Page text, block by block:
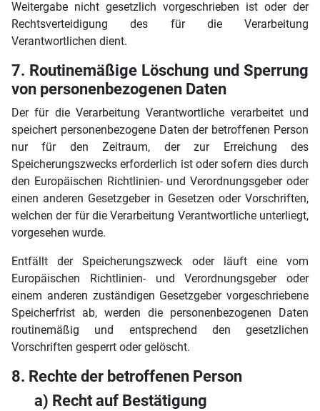
Weitergabe nicht gesetzlich vorgeschrieben ist oder der
Rechtsverteidigung des für die Verarbeitung
Verantwortlichen dient.
7. Routinemäßige Löschung und Sperrung
von personenbezogenen Daten
Der für die Verarbeitung Verantwortliche verarbeitet und
speichert personenbezogene Daten der betroffenen Person
nur für den Zeitraum, der zur Erreichung des
Speicherungszwecks erforderlich ist oder sofern dies durch
den Europäischen Richtlinien- und Verordnungsgeber oder
einen anderen Gesetzgeber in Gesetzen oder Vorschriften,
welchen der für die Verarbeitung Verantwortliche unterliegt,
vorgesehen wurde.
Entfällt der Speicherungszweck oder läuft eine vom
Europäischen Richtlinien- und Verordnungsgeber oder
einem anderen zuständigen Gesetzgeber vorgeschriebene
Speicherfrist ab, werden die personenbezogenen Daten
routinemäßig und entsprechend den gesetzlichen
Vorschriften gesperrt oder gelöscht.
8. Rechte der betroffenen Person
a) Recht auf Bestätigung